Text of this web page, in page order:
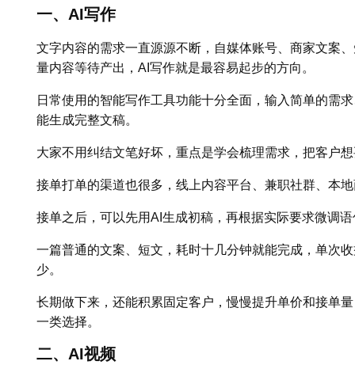
一、AI写作
文字内容的需求一直源源不断，自媒体账号、商家文案
量内容等待产出，AI写作就是最容易起步的方向。
日常使用的智能写作工具功能十分全面，输入简单的需
能生成完整文稿。
大家不用纠结文笔好坏，重点是学会梳理需求，把客户
接单打单的渠道也很多，线上内容平台、兼职社群、本
接单之后，可以先用AI生成初稿，再根据实际要求微调
一篇普通的文案、短文，耗时十几分钟就能完成，单次
少。
长期做下来，还能积累固定客户，慢慢提升单价和接单
一类选择。
二、AI视频